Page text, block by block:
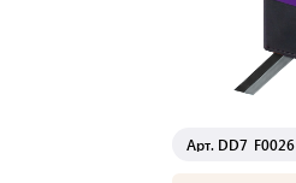
Арт. DD7_F0026